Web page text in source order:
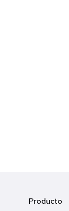
Producto